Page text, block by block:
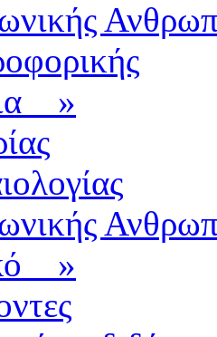
»
»